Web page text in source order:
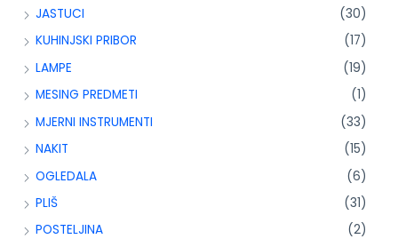
JASTUCI
(30)
KUHINJSKI PRIBOR
(17)
LAMPE
(19)
MESING PREDMETI
(1)
MJERNI INSTRUMENTI
(33)
NAKIT
(15)
OGLEDALA
(6)
PLIŠ
(31)
POSTELJINA
(2)